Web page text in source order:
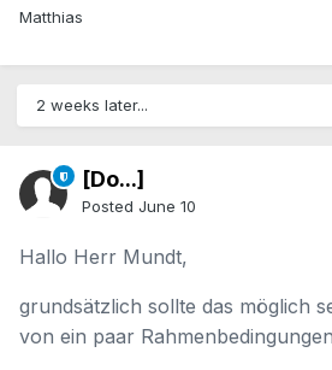
Matthias
2 weeks later...
[Do...]
Posted June 10
Hallo Herr Mundt,
grundsätzlich sollte das möglich
von ein paar